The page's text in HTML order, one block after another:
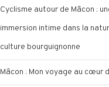
Cyclisme autour de Mâcon :
immersion intime dans la
culture bourguignonne
Mâcon : Mon voyage au cœur